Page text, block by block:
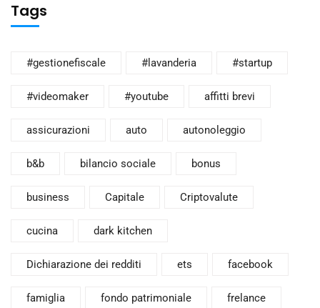
Tags
#gestionefiscale #lavanderia #startup
#videomaker #youtube affitti brevi
assicurazioni auto autonoleggio
b&b bilancio sociale bonus
business Capitale Criptovalute
cucina dark kitchen
Dichiarazione dei redditi ets facebook
famiglia fondo patrimoniale frelance